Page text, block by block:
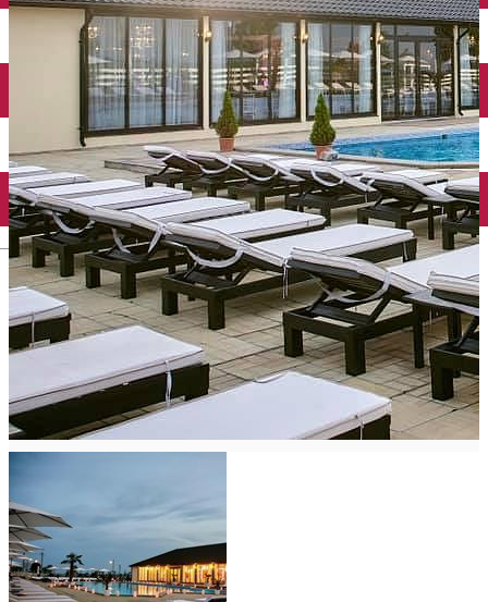
English
Închirieri auto
Închirieri biciclete
Taxi
Încărcare vehicule electrice